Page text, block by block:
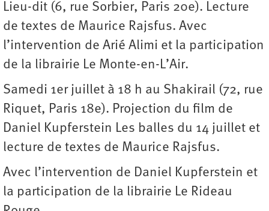
Lieu-dit (6, rue Sorbier, Paris 20e). Lecture
de textes de Maurice Rajsfus. Avec
l’intervention de Arié Alimi et la participation
de la librairie Le Monte-en-L’Air.
Samedi 1er juillet à 18 h au Shakirail (72, rue
Riquet, Paris 18e). Projection du film de
Daniel Kupferstein Les balles du 14 juillet et
lecture de textes de Maurice Rajsfus.
Avec l’intervention de Daniel Kupferstein et
la participation de la librairie Le Rideau